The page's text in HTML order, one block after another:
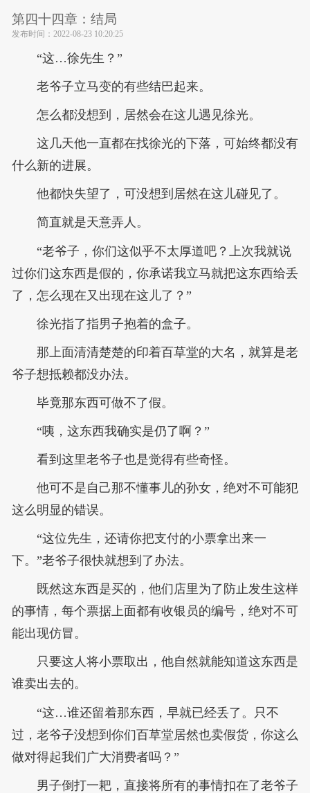
第四十四章：结局
发布时间： 2022-08-23 10:20:25
“这…徐先生？”
老爷子立马变的有些结巴起来。
怎么都没想到，居然会在这儿遇见徐光。
这几天他一直都在找徐光的下落，可始终都没有
什么新的进展。
他都快失望了，可没想到居然在这儿碰见了。
简直就是天意弄人。
“老爷子，你们这似乎不太厚道吧？上次我就说
过你们这东西是假的，你承诺我立马就把这东西给丢
了，怎么现在又出现在这儿了？”
徐光指了指男子抱着的盒子。
那上面清清楚楚的印着百草堂的大名，就算是老
爷子想抵赖都没办法。
毕竟那东西可做不了假。
“咦，这东西我确实是仍了啊？”
看到这里老爷子也是觉得有些奇怪。
他可不是自己那不懂事儿的孙女，绝对不可能犯
这么明显的错误。
“这位先生，还请你把支付的小票拿出来一
下。”老爷子很快就想到了办法。
既然这东西是买的，他们店里为了防止发生这样
的事情，每个票据上面都有收银员的编号，绝对不可
能出现仿冒。
只要这人将小票取出，他自然就能知道这东西是
谁卖出去的。
“这…谁还留着那东西，早就已经丢了。只不
过，老爷子没想到你们百草堂居然也卖假货，你这么
做对得起我们广大消费者吗？”
男子倒打一耙，直接将所有的事情扣在了老爷子